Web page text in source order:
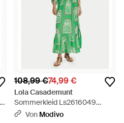
108,99 €74,99 €
Lola Casademunt
Sommerkleid Ls2616049
Relaxed Fit - Grün
Von Modivo